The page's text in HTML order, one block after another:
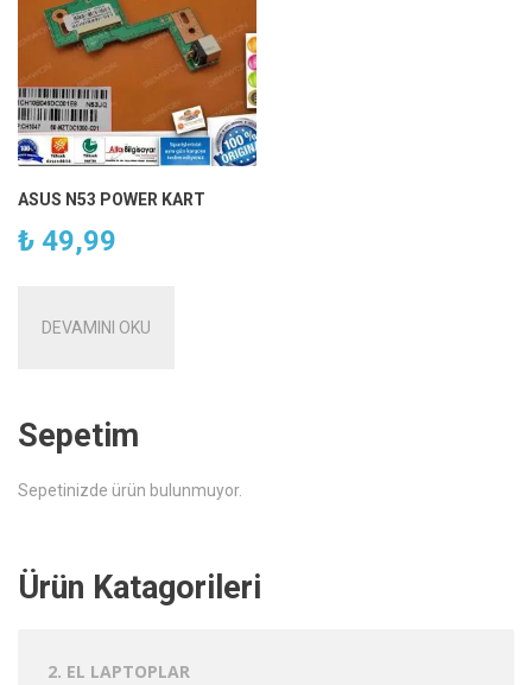
ASUS N53 POWER KART
₺ 49,99
DEVAMINI OKU
Sepetim
Sepetinizde ürün bulunmuyor.
Ürün Katagorileri
2. EL LAPTOPLAR